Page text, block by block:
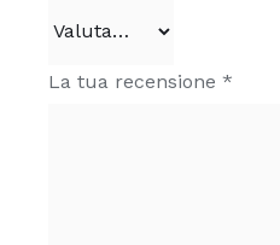
La tua recensione *